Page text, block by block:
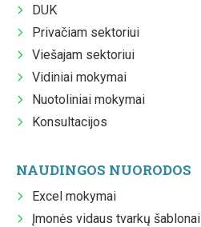
DUK
Privačiam sektoriui
Viešajam sektoriui
Vidiniai mokymai
Nuotoliniai mokymai
Konsultacijos
NAUDINGOS NUORODOS
Excel mokymai
Įmonės vidaus tvarkų šablonai